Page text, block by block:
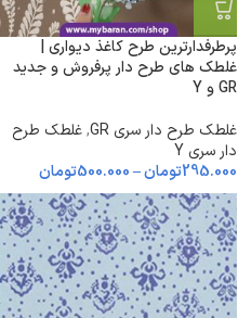
پرطرفدارترین طرح کاغذ دیواری |
غلطک های طرح دار پرفروش و جدید
GR و Y
غلطک طرح دار سری GR
,غلطک طرح
دار سری Y
295.000تومان–
500.000تومان